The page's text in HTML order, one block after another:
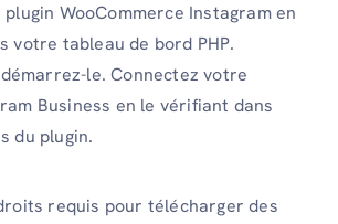
WooCommerce Instagram en
votre tableau de bord PHP.
le. Connectez votre
Business en le vérifiant dans
du plugin.
requis pour télécharger des